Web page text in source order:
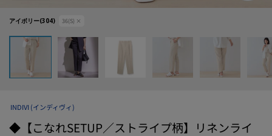
アイボリー(304) 36(S) ×
INDIVI (インディヴィ)
◆【こなれSETUP／ストライプ柄】リネンライ